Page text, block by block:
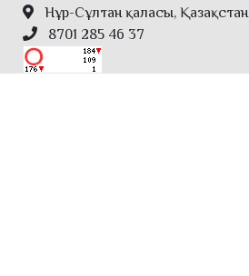
Нұр-Сұлтан қаласы, Қазақстан
8701 285 46 37